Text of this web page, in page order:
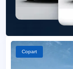
Copart